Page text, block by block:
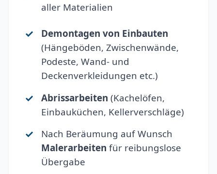
aller Materialien
Demontagen von Einbauten
(Hängeböden, Zwischenwände,
Podeste, Wand- und
Deckenverkleidungen etc.)
Abrissarbeiten (Kachelöfen,
Einbauküchen, Kellerverschläge)
Nach Beräumung auf Wunsch
Malerarbeiten für reibungslose
Übergabe